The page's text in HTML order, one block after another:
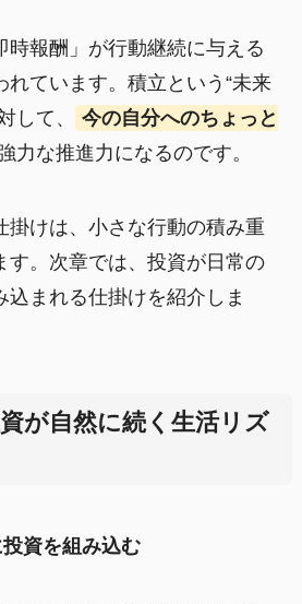
時報酬」が行動継続に与える
れています。積立という“未来
して、
今の自分へのちょっと
力な推進力になるのです。
掛けは、小さな行動の積み重
す。次章では、投資が日常の
込まれる仕掛けを紹介しま
が自然に続く生活リズ
資を組み込む